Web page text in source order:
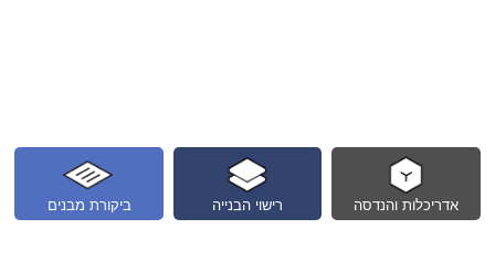
ביקורת מבנים רישוי הבנייה אדריכלות והנדסה